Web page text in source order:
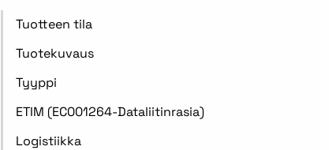
Tuotteen tila
Tuotekuvaus
Tyyppi
ETIM (EC001264-Dataliitinrasia)
Logistiikka